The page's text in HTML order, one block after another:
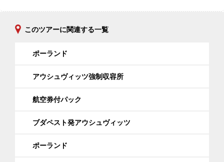
このツアーに関連する一覧
ポーランド
アウシュヴィッツ強制収容所
航空券付パック
ブダペスト発アウシュヴィッツ
ポーランド